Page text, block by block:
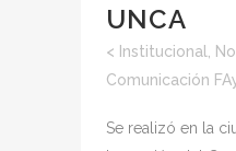
UNCA
< Institucional
Comunicación
Se realizó en la